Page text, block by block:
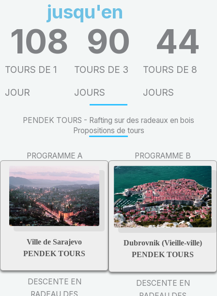
jusqu'en
TOURS DE 1
JOUR
108
TOURS DE 3
JOURS
90
TOURS DE 8
JOURS
44
PENDEK TOURS - Rafting sur des radeaux en bois
Propositions de tours
PROGRAMME A
Ville de Sarajevo
PENDEK TOURS
DESCENTE EN
PROGRAMME B
Dubrovnik (Vieille-ville)
PENDEK TOURS
DESCENTE EN